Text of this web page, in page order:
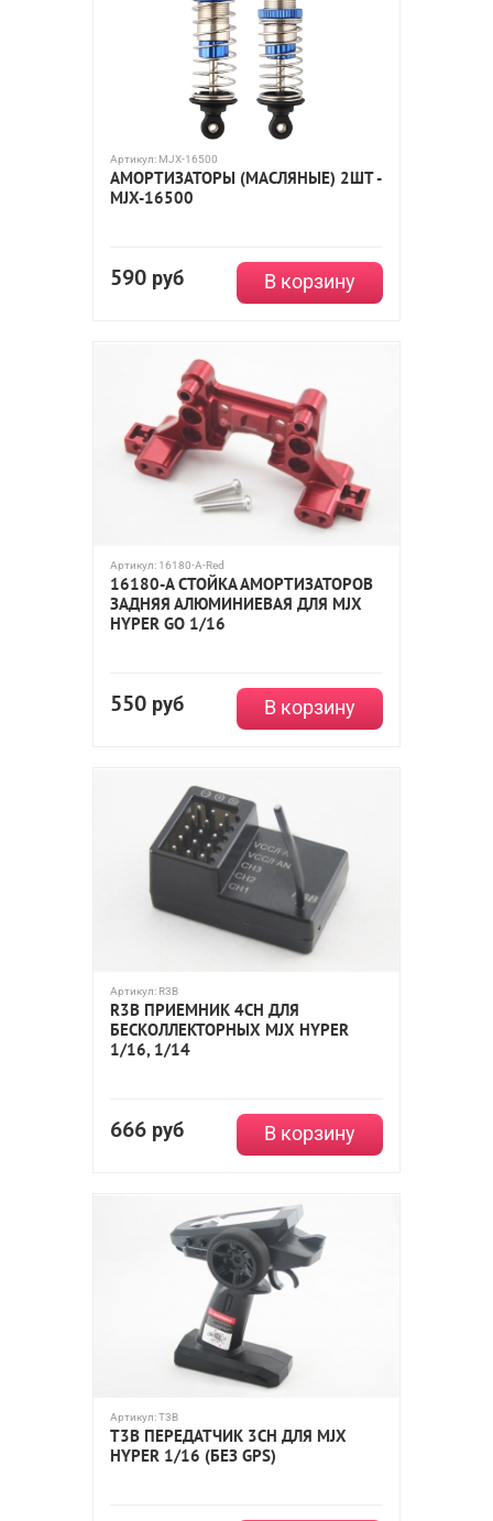
Артикул: MJX-16500
АМОРТИЗАТОРЫ (МАСЛЯНЫЕ) 2ШТ -
MJX-16500
590 руб В корзину
Артикул: 16180-A-Red
16180-A СТОЙКА АМОРТИЗАТОРОВ
ЗАДНЯЯ АЛЮМИНИЕВАЯ ДЛЯ MJX
HYPER GO 1/16
550 руб В корзину
Артикул: R3B
R3B ПРИЕМНИК 4CH ДЛЯ
БЕСКОЛЛЕКТОРНЫХ MJX HYPER
1/16, 1/14
666 руб В корзину
Артикул:T3B
T3B ПЕРЕДАТЧИК 3CH ДЛЯ MJX
HYPER 1/16 (БЕЗ GPS)